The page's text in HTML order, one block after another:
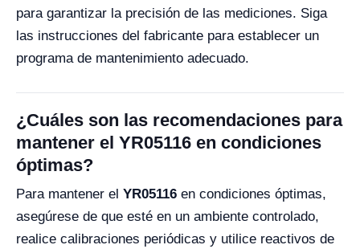
para garantizar la precisión de las mediciones. Siga
las instrucciones del fabricante para establecer un
programa de mantenimiento adecuado.
¿Cuáles son las recomendaciones para
mantener el YR05116 en condiciones
óptimas?
Para mantener el YR05116 en condiciones óptimas,
asegúrese de que esté en un ambiente controlado,
realice calibraciones periódicas y utilice reactivos de